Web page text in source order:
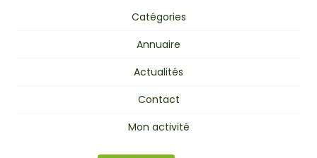
Catégories
Annuaire
Actualités
Contact
Mon activité